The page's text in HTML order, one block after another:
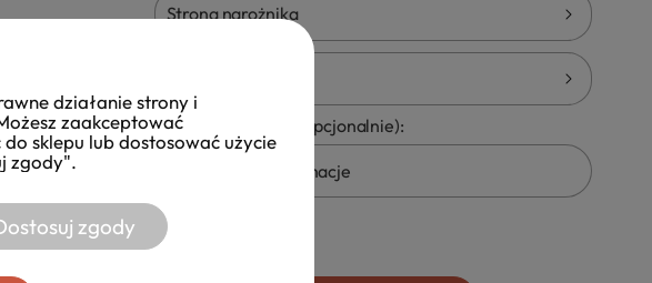
Strona narożnika
Kod
tkaniny:
Pozostałe uwagi (opcjonalnie):
działanie strony i
zaakceptować
sklepu lub dostosować użycie
zgody".
zgody